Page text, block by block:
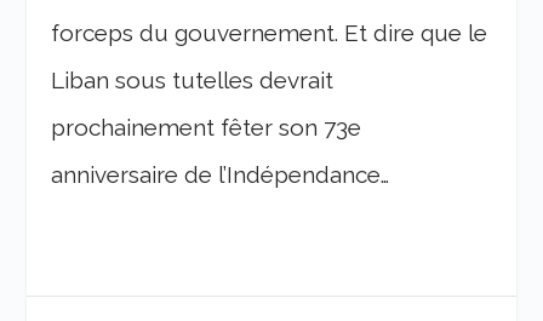
forceps du gouvernement. Et dire que le
Liban sous tutelles devrait
prochainement fêter son 73e
anniversaire de l’Indépendance…